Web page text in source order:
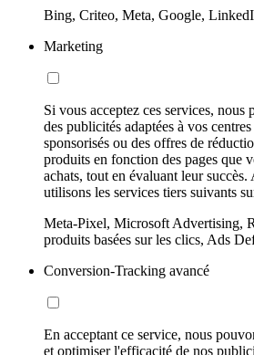
Bing, Criteo, Meta, Google,
Marketing
Si vous acceptez ces services, nous
des publicités adaptées à vos
sponsorisés ou des offres de
produits en fonction des pages que
achats, tout en évaluant leur
utilisons les services tiers suivants
Meta-Pixel, Microsoft Advertising,
produits basées sur les clics, Ads
Conversion-Tracking avancé
En acceptant ce service, nous
et optimiser l'efficacité de nos